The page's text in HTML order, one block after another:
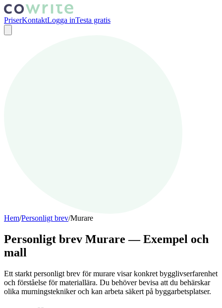
PriserKontaktLogga inTesta gratis
Hem/Personligt brev/Murare
Personligt brev Murare — Exempel och
mall
Ett starkt personligt brev för murare visar konkret bygglivserfarenhet
och förståelse för materiallära. Du behöver bevisa att du behärskar
olika murningstekniker och kan arbeta säkert på byggarbetsplatser.